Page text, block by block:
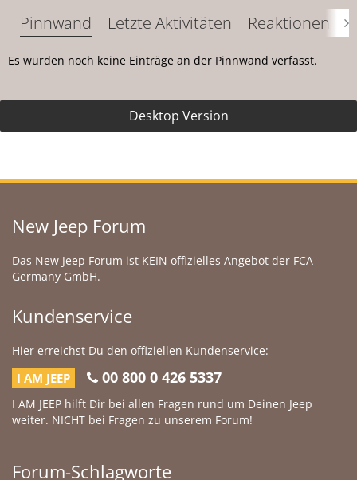
Pinnwand Letzte Aktivitäten Reaktionen
Es wurden noch keine Einträge an der Pinnwand verfasst.
Desktop Version
New Jeep Forum
Das New Jeep Forum ist KEIN offizielles Angebot der FCA
Germany GmbH.
Kundenservice
Hier erreichst Du den offiziellen Kundenservice:
I AM JEEP 00 800 0 426 5337
I AM JEEP hilft Dir bei allen Fragen rund um Deinen Jeep
weiter. NICHT bei Fragen zu unserem Forum!
Forum-Schlagworte